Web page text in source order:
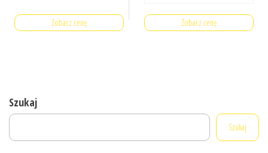
Zobacz cenę Zobacz cenę
Szukaj
Szukaj